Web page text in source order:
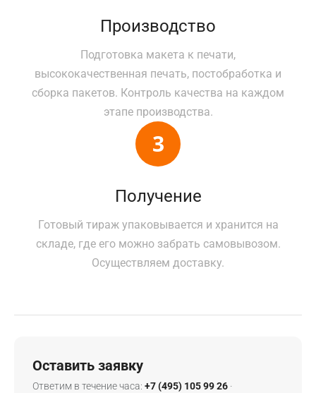
Производство
Подготовка макета к печати,
высококачественная печать, постобработка и
сборка пакетов. Контроль качества на каждом
этапе производства.
Получение
Готовый тираж упаковывается и хранится на
складе, где его можно забрать самовывозом.
Осуществляем доставку.
Оставить заявку
Ответим в течение часа: +7 (495) 105 99 26 ·